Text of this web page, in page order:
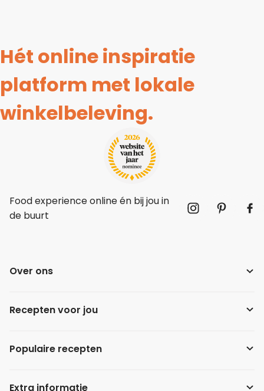
Hét online inspiratie
platform met lokale
winkelbeleving.
Food experience online én bij jou in
de buurt
Over ons
Recepten voor jou
Populaire recepten
Extra informatie